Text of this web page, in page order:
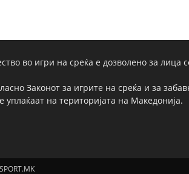
во игри на среќа е дозволено за лица
Законот за игрите на среќа и за
уплаќаат на територијата на Македонија.